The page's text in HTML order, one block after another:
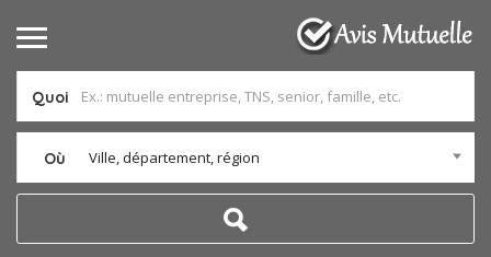
Quoi
Où Ville, département, région